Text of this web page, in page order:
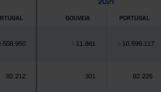
GOUVEIA PORTUGAL
11.861 10.599.117
92.212 301 92.225